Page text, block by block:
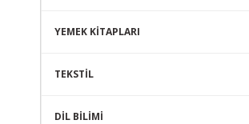
YEMEK KİTAPLARI
TEKSTİL
DİL BİLİMİ